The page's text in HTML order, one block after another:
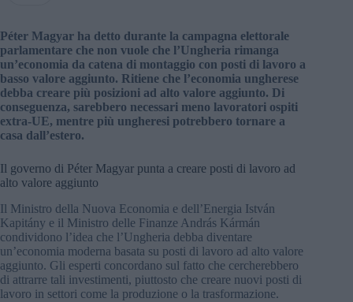
Péter Magyar ha detto durante la campagna elettorale
parlamentare che non vuole che l’Ungheria rimanga
un’economia da catena di montaggio con posti di lavoro a
basso valore aggiunto. Ritiene che l’economia ungherese
debba creare più posizioni ad alto valore aggiunto. Di
conseguenza, sarebbero necessari meno lavoratori ospiti
extra-UE, mentre più ungheresi potrebbero tornare a
casa dall’estero.
Il governo di Péter Magyar punta a creare posti di lavoro ad
alto valore aggiunto
Il Ministro della Nuova Economia e dell’Energia István
Kapitány e il Ministro delle Finanze András Kármán
condividono l’idea che l’Ungheria debba diventare
un’economia moderna basata su posti di lavoro ad alto valore
aggiunto. Gli esperti concordano sul fatto che cercherebbero
di attrarre tali investimenti, piuttosto che creare nuovi posti di
lavoro in settori come la produzione o la trasformazione.